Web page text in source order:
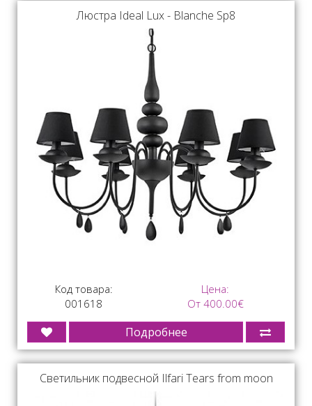
Люстра Ideal Lux - Blanche Sp8
Код товара:
001618
Цена:
От 400.00€
Подробнее
Светильник подвесной Ilfari Tears from moon